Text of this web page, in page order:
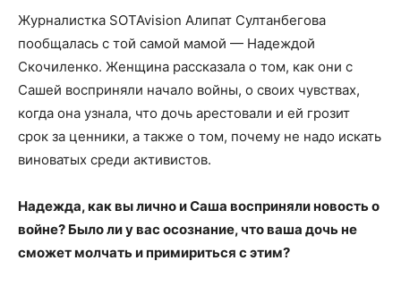
Журналистка SOTAvision Алипат Султанбегова
пообщалась с той самой мамой — Надеждой
Скочиленко. Женщина рассказала о том, как они с
Сашей восприняли начало войны, о своих чувствах,
когда она узнала, что дочь арестовали и ей грозит
срок за ценники, а также о том, почему не надо искать
виноватых среди активистов.
Надежда, как вы лично и Саша восприняли новость о
войне? Было ли у вас осознание, что ваша дочь не
сможет молчать и примириться с этим?